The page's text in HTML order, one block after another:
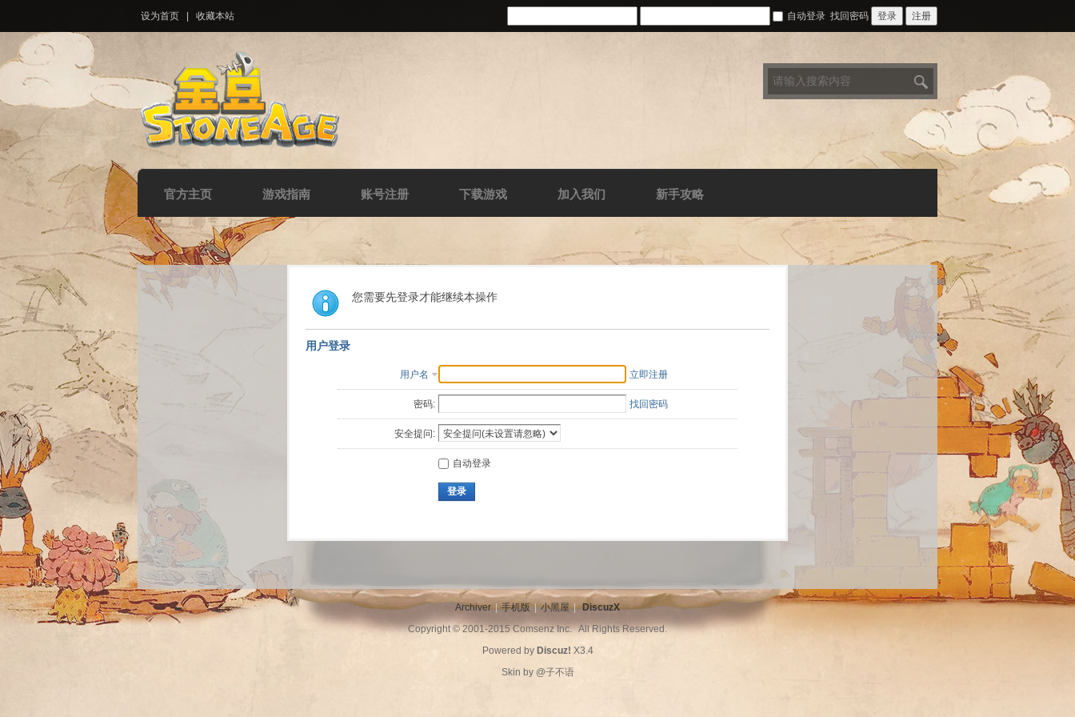
设为首页 收藏本站 自动登录 找回密码 登录 注册
官方主页 游戏指南 账号注册 下载游戏 加入我们 新手攻略
您需要先登录才能继续本操作
用户登录
用户名 立即注册
密码: 找回密码
安全提问:
自动登录
登录
Archiver | 手机版 | 小黑屋 | DiscuzX
Copyright © 2001-2015Comsenz Inc.All Rights Reserved.
Powered by Discuz! X3.4
Skin by @子不语